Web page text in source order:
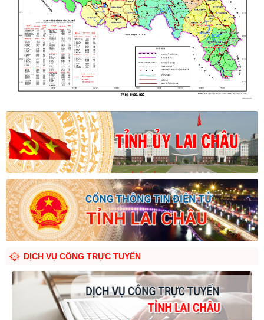
DỊCH VỤ CÔNG TRỰC TUYẾN